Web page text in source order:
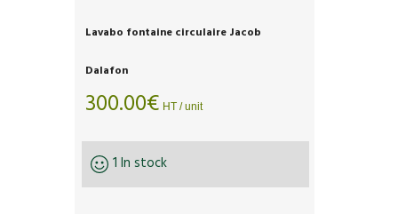
Lavabo fontaine circulaire Jacob
Dalafon
300.00€ HT / unit
1 In stock